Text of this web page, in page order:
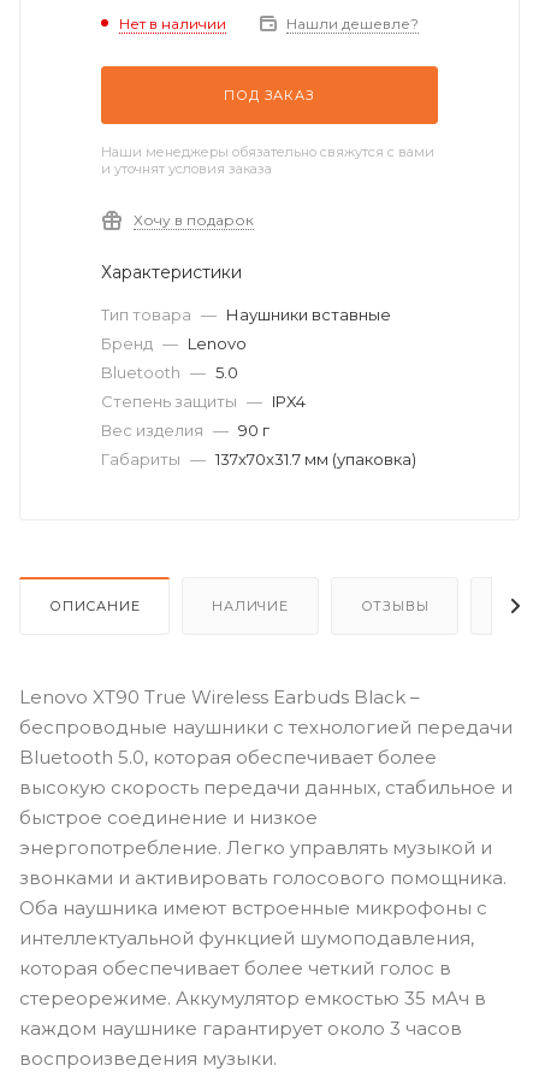
Нет в наличии Нашли дешевле?
ПОД ЗАКАЗ
Наши менеджеры обязательно свяжутся с вами
и уточнят условия заказа
Хочу в подарок
Характеристики
Тип товара — Наушники вставные
Бренд — Lenovo
Bluetooth — 5.0
Степень защиты — IPX4
Вес изделия — 90 г
Габариты — 137x70x31.7 мм (упаковка)
ОПИСАНИЕ НАЛИЧИЕ ОТЗЫВЫ
Lenovo XT90 True Wireless Earbuds Black –
беспроводные наушники с технологией передачи
Bluetooth 5.0, которая обеспечивает более
высокую скорость передачи данных, стабильное и
быстрое соединение и низкое
энергопотребление. Легко управлять музыкой и
звонками и активировать голосового помощника.
Оба наушника имеют встроенные микрофоны с
интеллектуальной функцией шумоподавления,
которая обеспечивает более четкий голос в
стереорежиме. Аккумулятор емкостью 35 мАч в
каждом наушнике гарантирует около 3 часов
воспроизведения музыки.